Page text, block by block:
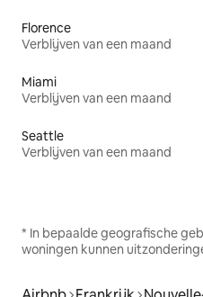
Florence
Verblijven van een maand
Miami
Verblijven van een maand
Seattle
Verblijven van een maand
* In bepaalde geografische
woningen kunnen